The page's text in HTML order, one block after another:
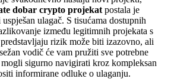
dobar crypto projekat postala je
ulagač. S tisućama dostupnih
između legitimnih projekata s
rizik može biti izazovno, ali
vodič će vam pružiti sve potrebne
sigurno navigirati kroz kompleksan
informirane odluke o ulaganju.